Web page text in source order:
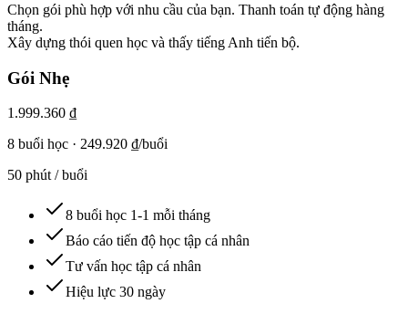
Chọn gói phù hợp với nhu cầu của bạn. Thanh toán tự động hàng
tháng.
Xây dựng thói quen học và thấy tiếng Anh tiến bộ.
Gói Nhẹ
1.999.360 ₫
8 buổi học · 249.920 ₫/buổi
50 phút / buổi
8 buổi học 1-1 mỗi tháng
Báo cáo tiến độ học tập cá nhân
Tư vấn học tập cá nhân
Hiệu lực 30 ngày